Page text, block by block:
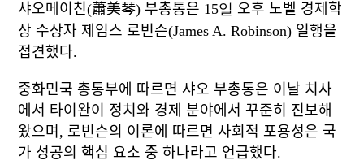
샤오메이친(蕭美琴) 부총통은 15일오후 노벨 경제학
상 수상자 제임스 로빈슨(James A. Robinson) 일행을
접견했다.
중화민국 총통부에 따르면 샤오 부총통은 이날 치사
에서 타이완이 정치와 경제 분야에서 꾸준히 진보해
왔으며, 로빈슨의 이론에 따르면 사회적 포용성은 국
가 성공의 핵심 요소 중 하나라고 언급했다.